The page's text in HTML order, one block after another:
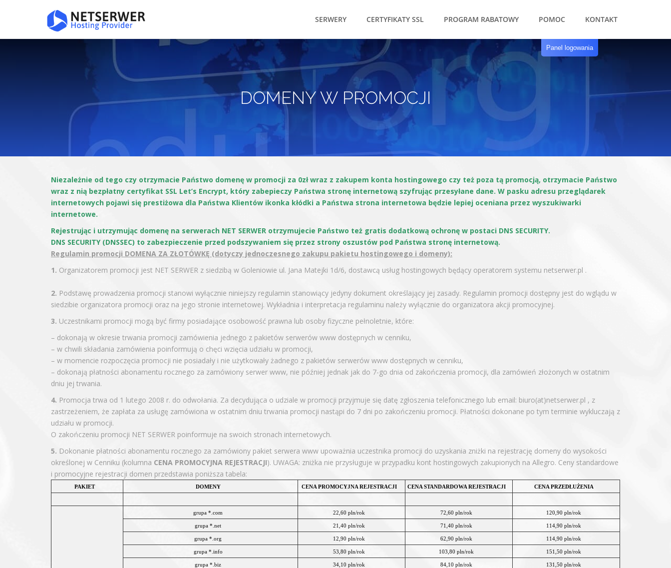
SERWERY CERTYFIKATY SSL PROGRAM RABATOWY POMOC KONTAKT
Panel logowania
DOMENY W PROMOCJI
Niezależnie od tego czy otrzymacie Państwo domenę w promocji za 0zł wraz z zakupem konta hostingowego czy też poza tą promocją, otrzymacie Państwo
wraz z nią bezpłatny certyfikat SSL Let’s Encrypt, który zabepieczy Państwa stronę internetową szyfrując przesyłane dane. W pasku adresu przeglądarek
internetowych pojawi się prestiżowa dla Państwa Klientów ikonka kłódki a Państwa strona internetowa będzie lepiej oceniana przez wyszukiwarki
internetowe.
Rejestrując i utrzymując domenę na serwerach NET SERWER otrzymujecie Państwo też gratis dodatkową ochronę w postaci DNS SECURITY.
DNS SECURITY (DNSSEC) to zabezpieczenie przed podszywaniem się przez strony oszustów pod Państwa stronę internetową.
Regulamin promocji DOMENA ZA ZŁOTÓWKĘ (dotyczy jednoczesnego zakupu pakietu hostingowego i domeny):
1. Organizatorem promocji jest NET SERWER z siedzibą w Goleniowie ul. Jana Matejki 1d/6, dostawcą usług hostingowych będący operatorem systemu netserwer.pl .
2. Podstawę prowadzenia promocji stanowi wyłącznie niniejszy regulamin stanowiący jedyny dokument określający jej zasady. Regulamin promocji dostępny jest do wglądu w
siedzibie organizatora promocji oraz na jego stronie internetowej. Wykładnia i interpretacja regulaminu należy wyłącznie do organizatora akcji promocyjnej.
3. Uczestnikami promocji mogą być firmy posiadające osobowość prawna lub osoby fizyczne pełnoletnie, które:
– dokonają w okresie trwania promocji zamówienia jednego z pakietów serwerów www dostępnych w cenniku,
– w chwili składania zamówienia poinformują o chęci wzięcia udziału w promocji,
– w momencie rozpoczęcia promocji nie posiadały i nie użytkowały żadnego z pakietów serwerów www dostępnych w cenniku,
– dokonają płatności abonamentu rocznego za zamówiony serwer www, nie później jednak jak do 7-go dnia od zakończenia promocji, dla zamówień złożonych w ostatnim
dniu jej trwania.
4. Promocja trwa od 1 lutego 2008 r. do odwołania. Za decydująca o udziale w promocji przyjmuje się datę zgłoszenia telefonicznego lub email: biuro(at)netserwer.pl , z
zastrzeżeniem, że zapłata za usługę zamówiona w ostatnim dniu trwania promocji nastąpi do 7 dni po zakończeniu promocji. Płatności dokonane po tym terminie wykluczają z
udziału w promocji.
O zakończeniu promocji NET SERWER poinformuje na swoich stronach internetowych.
5. Dokonanie płatności abonamentu rocznego za zamówiony pakiet serwera www upoważnia uczestnika promocji do uzyskania zniżki na rejestrację domeny do wysokości
określonej w Cenniku (kolumna CENA PROMOCYJNA REJESTRACJI). UWAGA: zniżka nie przysługuje w przypadku kont hostingowych zakupionych na Allegro. Ceny standardowe
i promocyjne rejestracji domen przedstawia poniższa tabela:
PAKIET DOMENY CENA PROMOCYJNA REJESTRACJI CENA STANDARDOWA REJESTRACJI CENA PRZEDŁUŻENIA
grupa *.com 22,60 pln/rok 72,60 pln/rok 120,90 pln/rok
grupa *.net 21,40 pln/rok 71,40 pln/rok 114,90 pln/rok
grupa *.org 12,90 pln/rok 62,90 pln/rok 114,90 pln/rok
grupa *.info 53,80 pln/rok 103,80 pln/rok 151,50 pln/rok
grupa *.biz 34,10 pln/rok 84,10 pln/rok 131,50 pln/rok